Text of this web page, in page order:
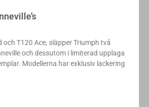
och T120 Ace, släpper Triumph två
och dessutom i limiterad upplaga
Modellerna har exklusiv lackering